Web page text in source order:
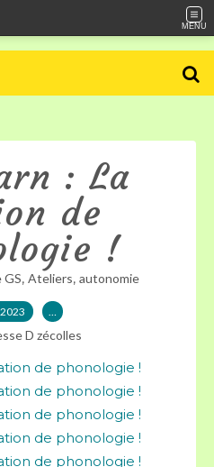
MENU
: La
de
!
GS, Ateliers, autonomie
…
D zécolles